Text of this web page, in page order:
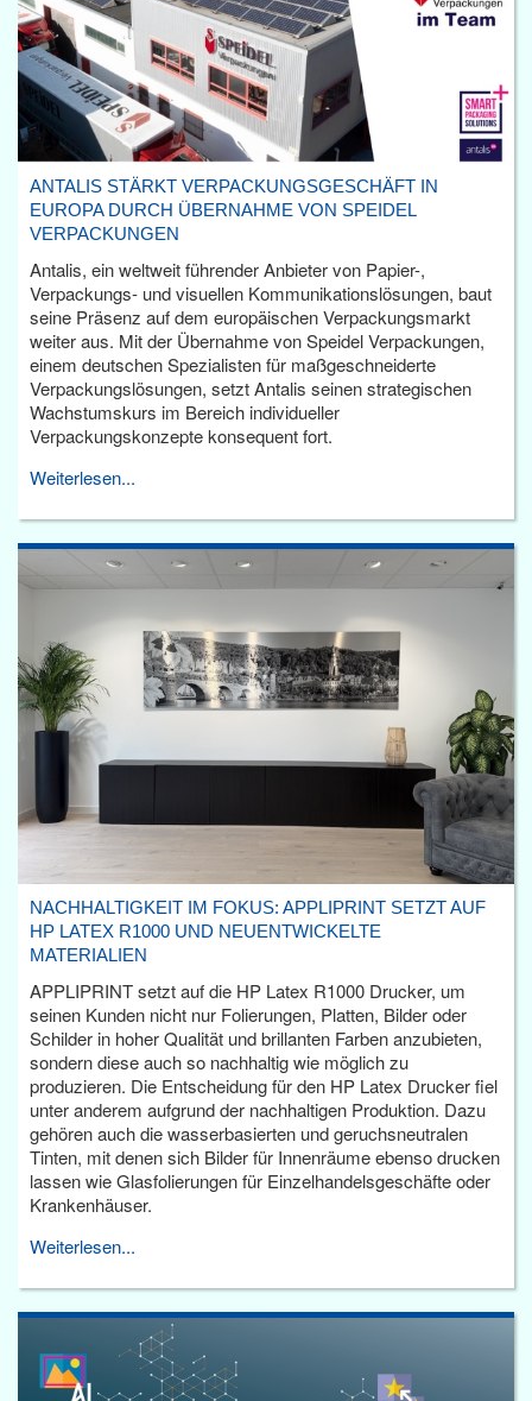
ANTALIS STÄRKT VERPACKUNGSGESCHÄFT IN
EUROPA DURCH ÜBERNAHME VON SPEIDEL
VERPACKUNGEN
Antalis, ein weltweit führender Anbieter von Papier-,
Verpackungs- und visuellen Kommunikationslösungen, baut
seine Präsenz auf dem europäischen Verpackungsmarkt
weiter aus. Mit der Übernahme von Speidel Verpackungen,
einem deutschen Spezialisten für maßgeschneiderte
Verpackungslösungen, setzt Antalis seinen strategischen
Wachstumskurs im Bereich individueller
Verpackungskonzepte konsequent fort.
Weiterlesen...
NACHHALTIGKEIT IM FOKUS: APPLIPRINT SETZT AUF
HP LATEX R1000 UND NEUENTWICKELTE
MATERIALIEN
APPLIPRINT setzt auf die HP Latex R1000 Drucker, um
seinen Kunden nicht nur Folierungen, Platten, Bilder oder
Schilder in hoher Qualität und brillanten Farben anzubieten,
sondern diese auch so nachhaltig wie möglich zu
produzieren. Die Entscheidung für den HP Latex Drucker fiel
unter anderem aufgrund der nachhaltigen Produktion. Dazu
gehören auch die wasserbasierten und geruchsneutralen
Tinten, mit denen sich Bilder für Innenräume ebenso drucken
lassen wie Glasfolierungen für Einzelhandelsgeschäfte oder
Krankenhäuser.
Weiterlesen...